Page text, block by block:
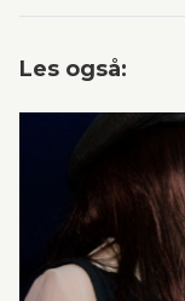
Les også: